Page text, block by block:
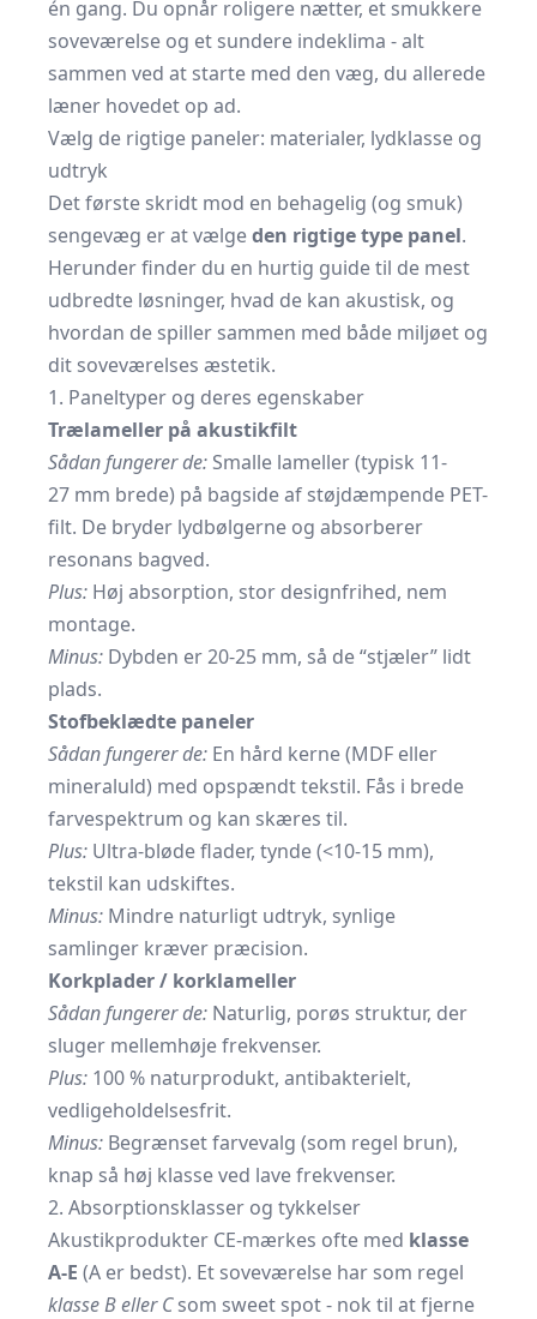
én gang. Du opnår roligere nætter, et smukkere
soveværelse og et sundere indeklima - alt
sammen ved at starte med den væg, du allerede
læner hovedet op ad.
Vælg de rigtige paneler: materialer, lydklasse og
udtryk
Det første skridt mod en behagelig (og smuk)
sengevæg er at vælgeden rigtige type panel.
Herunder finder du en hurtig guide til de mest
udbredte løsninger, hvad de kan akustisk, og
hvordan de spiller sammen med både miljøet og
dit soveværelses æstetik.
1. Paneltyper og deres egenskaber
Trælameller på akustikfilt
Sådan fungerer de: Smalle lameller (typisk 11-
27 mm brede) på bagside af støjdæmpende PET-
filt. De bryder lydbølgerne og absorberer
resonans bagved.
Plus: Høj absorption, stor designfrihed, nem
montage.
Minus: Dybden er 20-25 mm, så de “stjæler” lidt
plads.
Stofbeklædte paneler
Sådan fungerer de: En hård kerne (MDF eller
mineraluld) med opspændt tekstil. Fås i brede
farvespektrum og kan skæres til.
Plus: Ultra-bløde flader, tynde (<10-15 mm),
tekstil kan udskiftes.
Minus: Mindre naturligt udtryk, synlige
samlinger kræver præcision.
Korkplader / korklameller
Sådan fungerer de: Naturlig, porøs struktur, der
sluger mellemhøje frekvenser.
Plus: 100 % naturprodukt, antibakterielt,
vedligeholdelsesfrit.
Minus: Begrænset farvevalg (som regel brun),
knap så høj klasse ved lave frekvenser.
2. Absorptionsklasser og tykkelser
Akustikprodukter CE-mærkes ofte med klasse
A-E (A er bedst). Et soveværelse har som regel
klasse B eller Csom sweet spot - nok til at fjerne